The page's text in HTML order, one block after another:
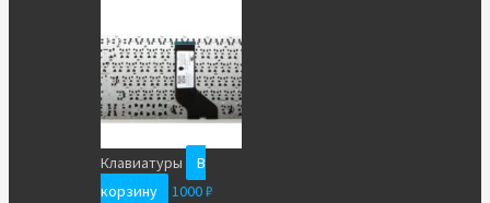
Клавиатуры
В
корзину
1000₽